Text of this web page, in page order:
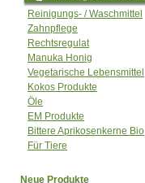
Reinigungs- / Waschmittel
Zahnpflege
Rechtsregulat
Manuka Honig
Vegetarische Lebensmittel
Kokos Produkte
Öle
EM Produkte
Bittere Aprikosenkerne Bio
Für Tiere
Neue Produkte